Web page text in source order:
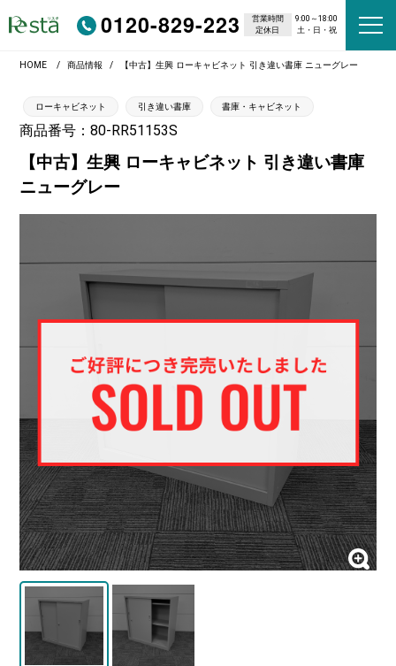
0120-829-223 営業時間
9:00～18:00
定休日
土・日・祝
HOME 商品情報 【中古】生興 ローキャビネット 引き違い書庫 ニューグレー
ローキャビネット 引き違い書庫 書庫・キャビネット
商品番号：80-RR51153S
【中古】生興 ローキャビネット 引き違い書庫
ニューグレー